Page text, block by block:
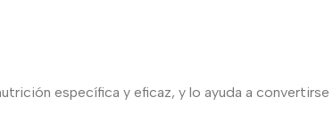
específica y eficaz, y lo ayuda a convertirse